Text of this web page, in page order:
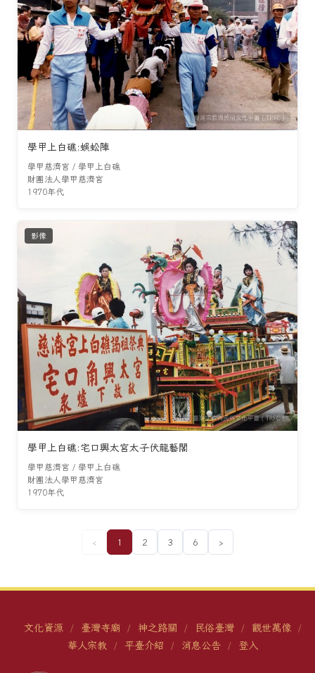
學甲上白礁:蜈蚣陣
學甲慈濟宮 / 學甲上白礁
財團法人學甲慈濟宮
1970年代
影像
學甲上白礁:宅口興太宮太子伏龍藝閣
學甲慈濟宮 / 學甲上白礁
財團法人學甲慈濟宮
1970年代
‹ 1 2 3 6 ›
文化資源 / 臺灣寺廟 / 神之路關 / 民俗臺灣 / 觀世萬像 /
華人宗教 / 平臺介紹 / 消息公告 / 登入